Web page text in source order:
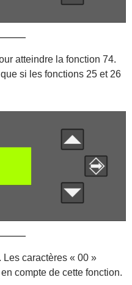
atteindre la fonction 74.
si les fonctions 25 et 26
caractères « 00 »
compte de cette fonction.